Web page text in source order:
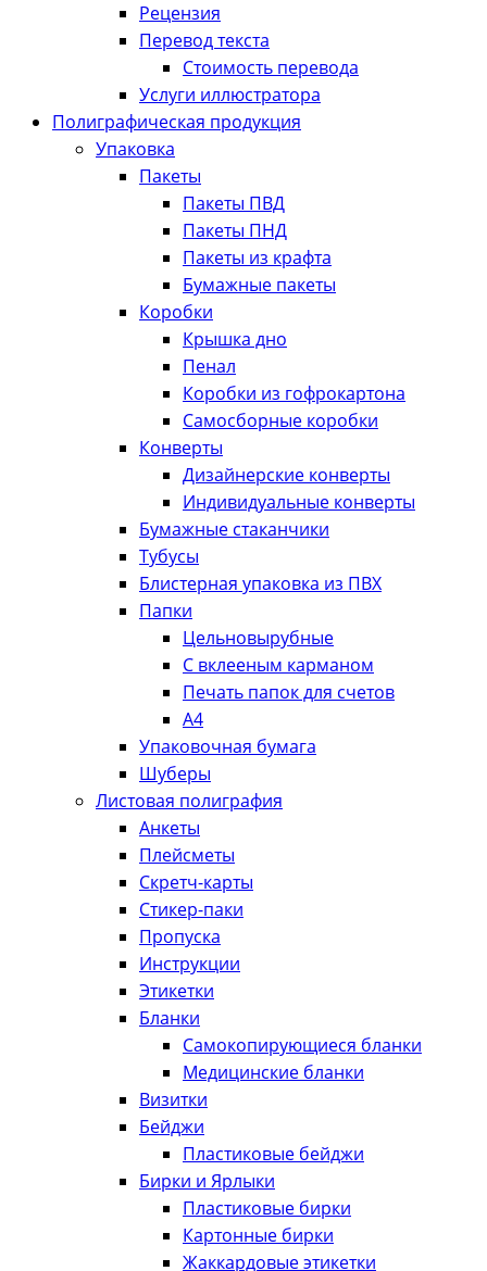
Рецензия
Перевод текста
Стоимость перевода
Услуги иллюстратора
Полиграфическая продукция
Упаковка
Пакеты
Пакеты ПВД
Пакеты ПНД
Пакеты из крафта
Бумажные пакеты
Коробки
Крышка дно
Пенал
Коробки из гофрокартона
Самосборные коробки
Конверты
Дизайнерские конверты
Индивидуальные конверты
Бумажные стаканчики
Тубусы
Блистерная упаковка из ПВХ
Папки
Цельновырубные
С вклееным карманом
Печать папок для счетов
А4
Упаковочная бумага
Шуберы
Листовая полиграфия
Анкеты
Плейсметы
Скретч-карты
Стикер-паки
Пропуска
Инструкции
Этикетки
Бланки
Самокопирующиеся бланки
Медицинские бланки
Визитки
Бейджи
Пластиковые бейджи
Бирки и Ярлыки
Пластиковые бирки
Картонные бирки
Жаккардовые этикетки